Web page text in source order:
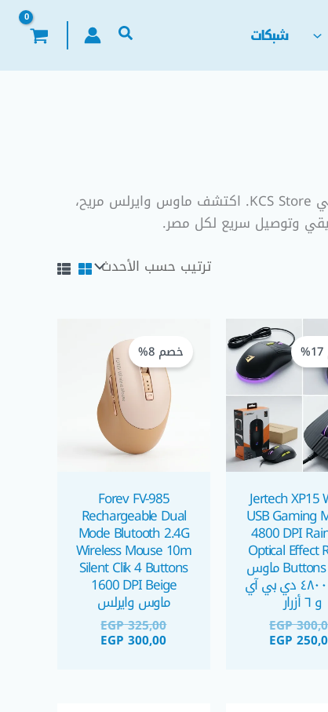
شبكات
أصلية لعام 2026 في KCS Store. اكتشف ماوس وايرلس مريح،
Jertech XP15
USB Gaming
4800 DPI
Optical Effect
Buttons Black ماوس
جيمنج ٤٨٠٠ دي بي آي
و ٦ أزرار
EGP
السعر
الأصلي
هو:
EGP 300,00.
EGP
السعر
الحالي
هو:
EGP 250,00.
خصم 8%
Forev FV-985
Rechargeable Dual
Mode Blutooth 2.4G
Wireless Mouse 10m
Silent Clik 4 Buttons
1600 DPI Beige
ماوس وايرلس
EGP325,00
EGP 300,00